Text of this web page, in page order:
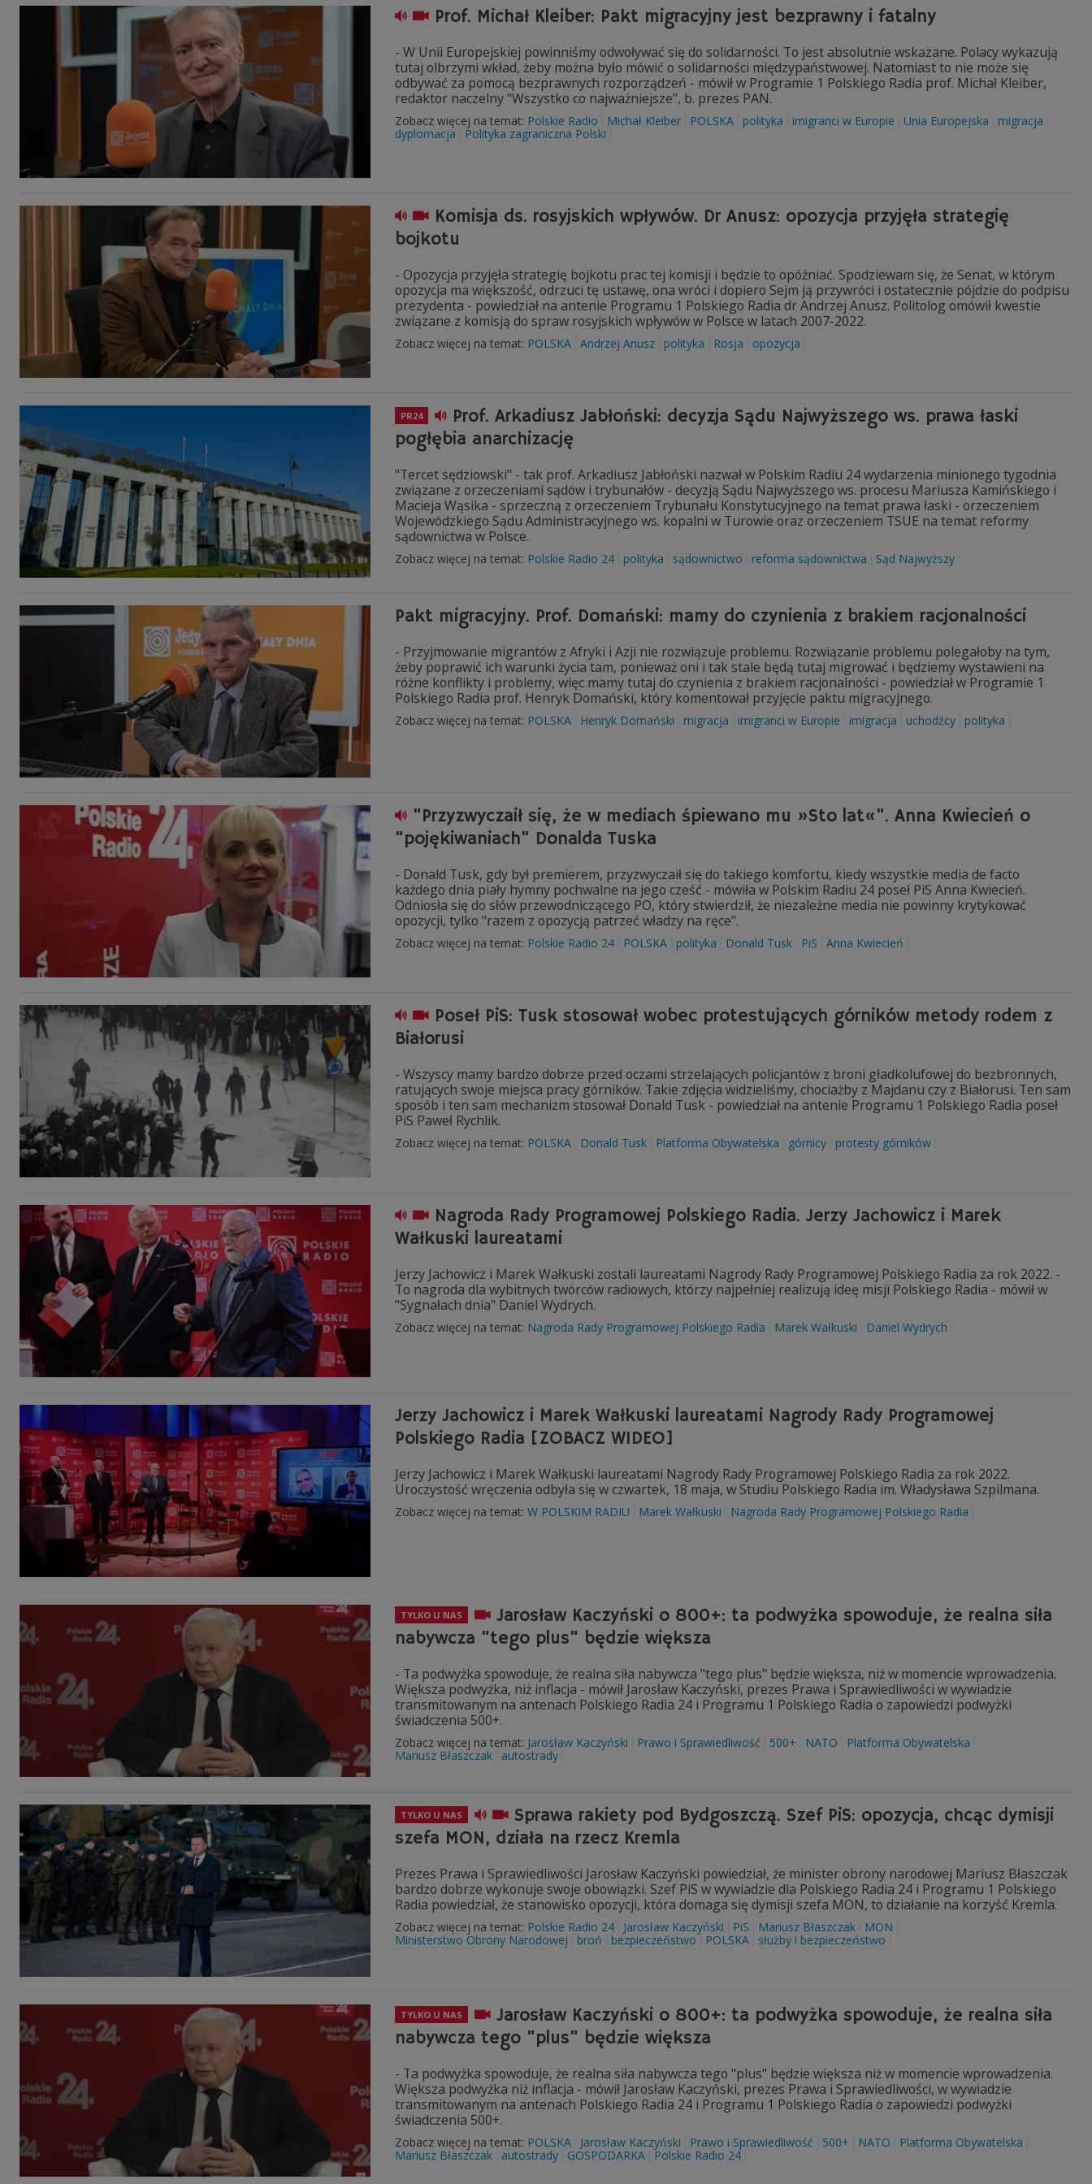
Prof. Michał Kleiber: Pakt migracyjny jest bezprawny i fatalny
- W Unii Europejskiej powinniśmy odwoływać się do solidarności. To jest absolutnie wskazane. Polacy wykazują
tutaj olbrzymi wkład, żeby można było mówić o solidarności międzypaństwowej. Natomiast to nie może się
odbywać za pomocą bezprawnych rozporządzeń - mówił w Programie 1 Polskiego Radia prof. Michał Kleiber,
redaktor naczelny "Wszystko co najważniejsze", b. prezes PAN.
Zobacz więcej na temat: Polskie Radio Michał Kleiber POLSKA polityka imigranci w Europie Unia Europejska
migracja
dyplomacja
Polityka zagraniczna Polski
Komisja ds. rosyjskich wpływów. Dr Anusz: opozycja przyjęła strategię
bojkotu
- Opozycja przyjęła strategię bojkotu prac tej komisji i będzie to opóźniać. Spodziewam się, że Senat, w którym
opozycja ma większość, odrzuci tę ustawę, ona wróci i dopiero Sejm ją przywróci i ostatecznie pójdzie do podpisu
prezydenta - powiedział na antenie Programu 1 Polskiego Radia dr Andrzej Anusz. Politolog omówił kwestie
związane z komisją do spraw rosyjskich wpływów w Polsce w latach 2007-2022.
Zobacz więcej na temat: POLSKA Andrzej Anusz polityka Rosja opozycja
PR24
Prof. Arkadiusz Jabłoński: decyzja Sądu Najwyższego ws. prawa łaski
pogłębia anarchizację
"Tercet sędziowski" - tak prof. Arkadiusz Jabłoński nazwał w Polskim Radiu 24 wydarzenia minionego tygodnia
związane z orzeczeniami sądów i trybunałów - decyzją Sądu Najwyższego ws. procesu Mariusza Kamińskiego i
Macieja Wąsika - sprzeczną z orzeczeniem Trybunału Konstytucyjnego na temat prawa łaski - orzeczeniem
Wojewódzkiego Sądu Administracyjnego ws. kopalni w Turowie oraz orzeczeniem TSUE na temat reformy
sądownictwa w Polsce.
Zobacz więcej na temat: Polskie Radio 24 polityka sądownictwo reforma sądownictwa Sąd Najwyższy
Pakt migracyjny. Prof. Domański: mamy do czynienia z brakiem racjonalności
- Przyjmowanie migrantów z Afryki i Azji nie rozwiązuje problemu. Rozwiązanie problemu polegałoby na tym,
żeby poprawić ich warunki życia tam, ponieważ oni i tak stale będą tutaj migrować i będziemy wystawieni na
różne konflikty i problemy, więc mamy tutaj do czynienia z brakiem racjonalności - powiedział w Programie 1
Polskiego Radia prof. Henryk Domański, który komentował przyjęcie paktu migracyjnego.
Zobacz więcej na temat: POLSKA Henryk Domański migracja imigranci w Europie imigracja uchodźcy polityka
"Przyzwyczaił się, że w mediach śpiewano mu »Sto lat«". Anna Kwiecień o
"pojękiwaniach" Donalda Tuska
- Donald Tusk, gdy był premierem, przyzwyczaił się do takiego komfortu, kiedy wszystkie media de facto
każdego dnia piały hymny pochwalne na jego cześć - mówiła w Polskim Radiu 24 poseł PiS Anna Kwiecień.
Odniosła się do słów przewodniczącego PO, który stwierdził, że niezależne media nie powinny krytykować
opozycji, tylko "razem z opozycją patrzeć władzy na ręce".
Zobacz więcej na temat: Polskie Radio 24 POLSKA polityka Donald Tusk PiS Anna Kwiecień
Poseł PiS: Tusk stosował wobec protestujących górników metody rodem z
Białorusi
- Wszyscy mamy bardzo dobrze przed oczami strzelających policjantów z broni gładkolufowej do bezbronnych,
ratujących swoje miejsca pracy górników. Takie zdjęcia widzieliśmy, chociażby z Majdanu czy z Białorusi. Ten sam
sposób i ten sam mechanizm stosował Donald Tusk - powiedział na antenie Programu 1 Polskiego Radia poseł
PiS Paweł Rychlik.
Zobacz więcej na temat: POLSKA Donald Tusk Platforma Obywatelska górnicy protesty górników
Nagroda Rady Programowej Polskiego Radia. Jerzy Jachowicz i Marek
Wałkuski laureatami
Jerzy Jachowicz i Marek Wałkuski zostali laureatami Nagrody Rady Programowej Polskiego Radia za rok 2022. -
To nagroda dla wybitnych twórców radiowych, którzy najpełniej realizują ideę misji Polskiego Radia - mówił w
"Sygnałach dnia" Daniel Wydrych.
Zobacz więcej na temat: Nagroda Rady Programowej Polskiego Radia Marek Wałkuski Daniel Wydrych
Jerzy Jachowicz i Marek Wałkuski laureatami Nagrody Rady Programowej
Polskiego Radia [ZOBACZ WIDEO]
Jerzy Jachowicz i Marek Wałkuski laureatami Nagrody Rady Programowej Polskiego Radia za rok 2022.
Uroczystość wręczenia odbyła się w czwartek, 18 maja, w Studiu Polskiego Radia im. Władysława Szpilmana.
Zobacz więcej na temat: W POLSKIM RADIU Marek Wałkuski Nagroda Rady Programowej Polskiego Radia
TYLKO U NAS
Jarosław Kaczyński o 800+: ta podwyżka spowoduje, że realna siła
nabywcza "tego plus" będzie większa
- Ta podwyżka spowoduje, że realna siła nabywcza "tego plus" będzie większa, niż w momencie wprowadzenia.
Większa podwyżka, niż inflacja - mówił Jarosław Kaczyński, prezes Prawa i Sprawiedliwości w wywiadzie
transmitowanym na antenach Polskiego Radia 24 i Programu 1 Polskiego Radia o zapowiedzi podwyżki
świadczenia 500+.
Zobacz więcej na temat: Jarosław Kaczyński Prawo i Sprawiedliwość 500+ NATO
Platforma Obywatelska
Mariusz Błaszczak
autostrady
TYLKO U NAS
Sprawa rakiety pod Bydgoszczą. Szef PiS: opozycja, chcąc dymisji
szefa MON, działa na rzecz Kremla
Prezes Prawa i Sprawiedliwości Jarosław Kaczyński powiedział, że minister obrony narodowej Mariusz Błaszczak
bardzo dobrze wykonuje swoje obowiązki. Szef PiS w wywiadzie dla Polskiego Radia 24 i Programu 1 Polskiego
Radia powiedział, że stanowisko opozycji, która domaga się dymisji szefa MON, to działanie na korzyść Kremla.
Zobacz więcej na temat: Polskie Radio 24 Jarosław Kaczyński PiS Mariusz Błaszczak
MON
Ministerstwo Obrony Narodowej
broń bezpieczeństwo POLSKA służby i bezpieczeństwo
TYLKO U NAS
Jarosław Kaczyński o 800+: ta podwyżka spowoduje, że realna siła
nabywcza tego "plus" będzie większa
- Ta podwyżka spowoduje, że realna siła nabywcza tego "plus" będzie większa niż w momencie wprowadzenia.
Większa podwyżka niż inflacja - mówił Jarosław Kaczyński, prezes Prawa i Sprawiedliwości, w wywiadzie
transmitowanym na antenach Polskiego Radia 24 i Programu 1 Polskiego Radia o zapowiedzi podwyżki
świadczenia 500+.
Zobacz więcej na temat: POLSKA Jarosław Kaczyński Prawo i Sprawiedliwość 500+ NATO
Platforma Obywatelska
Mariusz Błaszczak
autostrady GOSPODARKA Polskie Radio 24